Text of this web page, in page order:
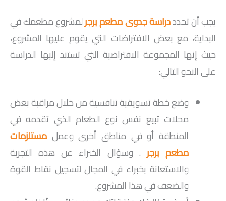
يجب أن تحدددراسة جدوى مطعم برجرلمشروع مطعمك في
البداية، مع بعض الافتراضات التي يقوم عليها المشروع،
حيث إنها المجموعة الافتراضية التي تستند إليها الدراسة
على النحو التالي:
وضع خطة تسويقية تنافسية من خلال مراقبة بعض
محلات تبيع نفس نوع الطعام الذي تقدمه في
المنطقة أو في مناطق أخرى وعمل مستلزمات
مطعم برجر . وسؤال الخبراء عن هذه التجربة
والاستعانة بخبراء في المجال لتسجيل نقاط القوة
والضعف في هذا المشروع.